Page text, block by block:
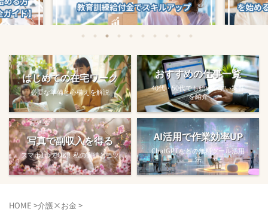
る方法
教育訓練給付金で賢くスキルアップする
方法【主婦でも使え...
【完全ガ
はじめての在宅ワーク
必要な準備と心構えを解説
おすすめの仕事一覧
40代・50代でも始めやすい案件
を紹介
写真で副収入を得る
スマホ1つでOK！私の実績とコツ
AI活用で作業効率UP
ChatGPTなどの無料ツール活用
法
HOME >介護×お金 >